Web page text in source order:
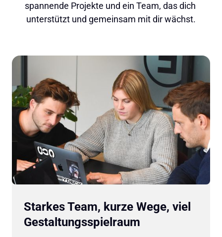
spannende Projekte und ein Team, das dich
unterstützt und gemeinsam mit dir wächst.
Starkes Team, kurze Wege, viel
Gestaltungsspielraum